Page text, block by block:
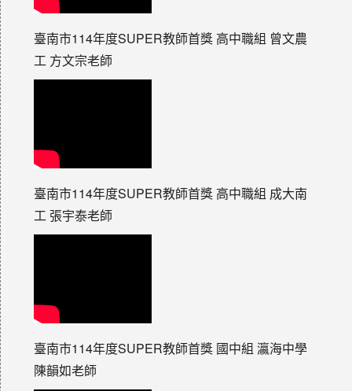
臺南市114年度SUPER教師首獎 高中職組 曾文農
工 方文宗老師
臺南市114年度SUPER教師首獎 高中職組 成大南
工 張宇泰老師
臺南市114年度SUPER教師首獎 國中組 瀛海中學
陳韻如老師